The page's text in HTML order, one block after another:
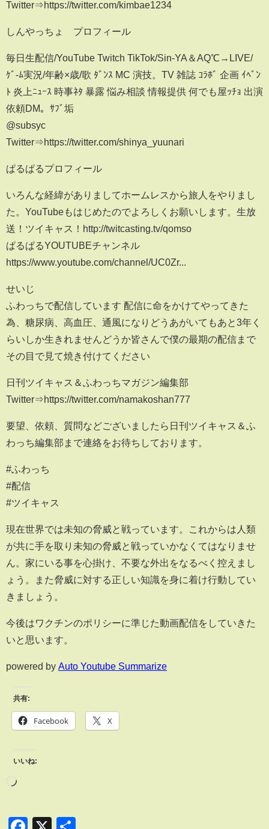
Twitter⇒https://twitter.com/kimbae1234
しんやっちょ プロフィール
毎日生配信/YouTube Twitch TikTok/Sin-YA＆AQ℃→LIVE/
ｹﾞ-ﾑ実況/年齢×歳/歌 ﾀﾞﾝｽ MC 演技。TV 雑誌 ｺﾗﾎﾞ 企画 ｲﾍﾞﾝ
ﾄ 炎上ﾆｭｰｽ 時事ﾈﾀ 暴露 悩み相談 情報提供 何でも屋ｯﾁｮ 出演
依頼DM。ｻﾌﾞ垢
@subsyc
Twitter⇒https://twitter.com/shinya_yuunari
ぱるぱるプロフィール
いろんな経緯がありましてホームレスから旅人をやりまし
た。YouTubeもはじめたのでよろしくお願いします。生放
送！ツイキャス！http://twitcasting.tv/qomso
ぱるぱるYOUTUBEチャンネル
https://www.youtube.com/channel/UC0Zr...
せいじ
ふわっちで配信しています 配信に命をかけてやってきた
為、糖尿病、高血圧、通風になりどうあがいてもあと3年く
らいしか生きれませんどうか皆さんで僕の最期の配信まで
その目で見て焼き付けてください
日刊ツイキャス＆ふわっちマガジン編集部
Twitter⇒https://twitter.com/namakoshan777
要望、依頼、質問などございましたら日刊ツイキャス＆ふ
わっち編集部まで連絡をお待ちしております。
#ふわっち
#配信
#ツイキャス
現在世界では未知の脅威と戦っています。これからは人類
が共に手を取り未知の脅威と戦っていかなくてはなりませ
ん。家にいる事を心掛け、不要な外出をなるべく控えまし
ょう。また脅威に対する正しい知識を身に着け行動してい
きましょう。
今後はワクチンのポリシーに準じた動画配信をしていきた
いと思います。
powered by Auto Youtube Summarize
共有:
Facebook X
いいね: